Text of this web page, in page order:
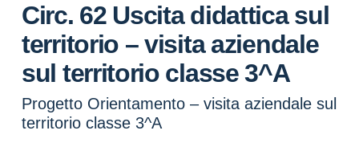
Circ. 62 Uscita didattica sul
territorio – visita aziendale
sul territorio classe 3^A
Progetto Orientamento – visita aziendale sul
territorio classe 3^A